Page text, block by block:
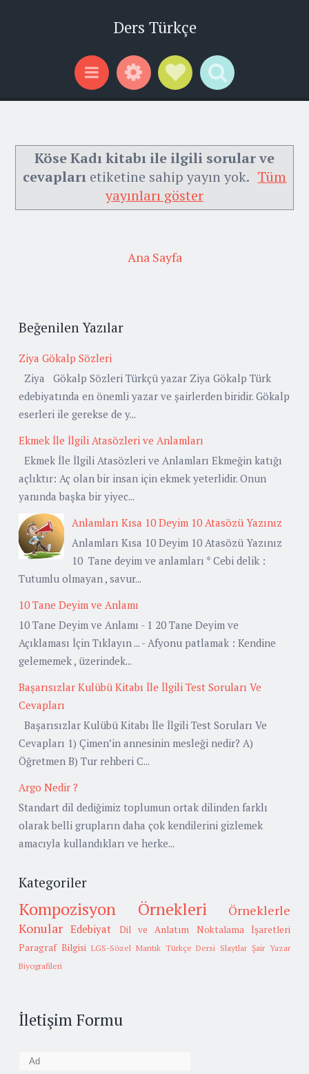
Ders Türkçe
Menu WidgetsSocial Links
Search
Köse Kadı kitabı ile ilgili sorular ve
cevaplarıetiketine sahip yayın yok. Tüm
yayınları göster
Ana Sayfa
Beğenilen Yazılar
Ziya Gökalp Sözleri
Ziya Gökalp Sözleri Türkçü yazar Ziya Gökalp Türk
edebiyatında en önemli yazar ve şairlerden biridir. Gökalp
eserleri ile gerekse de y...
Ekmek İle İlgili Atasözleri ve Anlamları
Ekmek İle İlgili Atasözleri ve Anlamları Ekmeğin katığı
açlıktır: Aç olan bir insan için ekmek yeterlidir. Onun
yanında başka bir yiyec...
Anlamları Kısa 10 Deyim 10 Atasözü Yazınız
Anlamları Kısa 10 Deyim 10 Atasözü Yazınız
10 Tane deyim ve anlamları * Cebi delik :
Tutumlu olmayan , savur...
10 Tane Deyim ve Anlamı
10 Tane Deyim ve Anlamı - 1 20 Tane Deyim ve
Açıklaması İçin Tıklayın ... - Afyonu patlamak : Kendine
gelememek , üzerindek...
Başarısızlar Kulübü Kitabı İle İlgili Test Soruları Ve
Cevapları
Başarısızlar Kulübü Kitabı İle İlgili Test Soruları Ve
Cevapları 1) Çimen’in annesinin mesleği nedir? A)
Öğretmen B) Tur rehberi C...
Argo Nedir ?
Standart dil dediğimiz toplumun ortak dilinden farklı
olarak belli grupların daha çok kendilerini gizlemek
amacıyla kullandıkları ve herke...
Kategoriler
Kompozisyon Örnekleri
Örneklerle
Konular Edebiyat Dil ve Anlatım
Noktalama İşaretleri
Paragraf Bilgisi LGS-Sözel Mantık Türkçe Dersi Slaytlar Şair Yazar
Biyografileri
İletişim Formu